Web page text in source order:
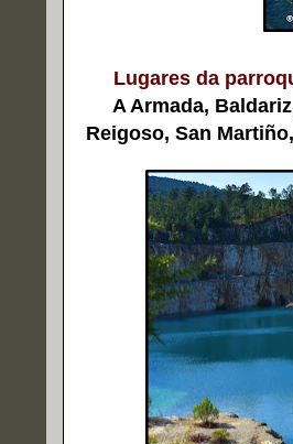
Lugares da
A Armada,
Reigoso, San